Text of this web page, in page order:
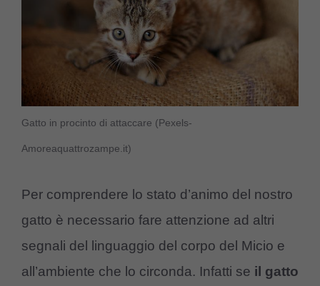
Gatto in procinto di attaccare (Pexels-
Amoreaquattrozampe.it)
Per comprendere lo stato d’animo del nostro
gatto è necessario fare attenzione ad altri
segnali del linguaggio del corpo del Micio e
all’ambiente che lo circonda. Infatti se il gatto